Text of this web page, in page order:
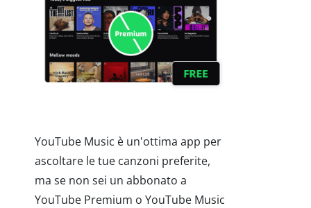
YouTube Music è un'ottima app per
ascoltare le tue canzoni preferite,
ma se non sei un abbonato a
YouTube Premium o YouTube Music